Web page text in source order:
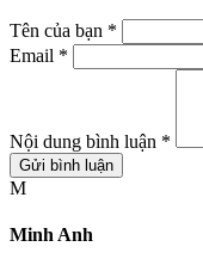
Tên của bạn *
Email *
Nội dung bình luận *
Gửi bình luận
M
Minh Anh